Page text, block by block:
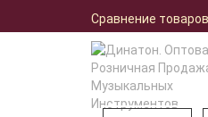
Сравнение